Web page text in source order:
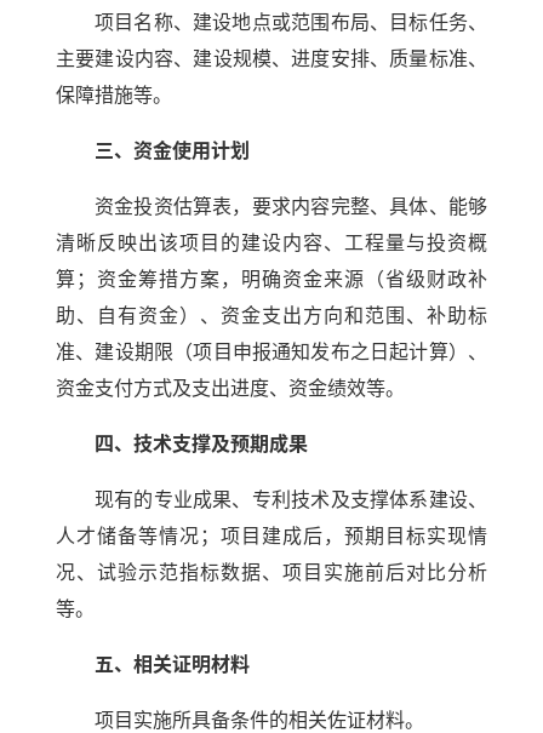
项目名称、建设地点或范围布局、目标任务、
主要建设内容、建设规模、进度安排、质量标准、
保障措施等。
三、资金使用计划
资金投资估算表，要求内容完整、具体、能够
清晰反映出该项目的建设内容、工程量与投资概
算；资金筹措方案，明确资金来源（省级财政补
助、自有资金）、资金支出方向和范围、补助标
准、建设期限（项目申报通知发布之日起计算）、
资金支付方式及支出进度、资金绩效等。
四、技术支撑及预期成果
现有的专业成果、专利技术及支撑体系建设、
人才储备等情况；项目建成后，预期目标实现情
况、试验示范指标数据、项目实施前后对比分析
等。
五、相关证明材料
项目实施所具备条件的相关佐证材料。